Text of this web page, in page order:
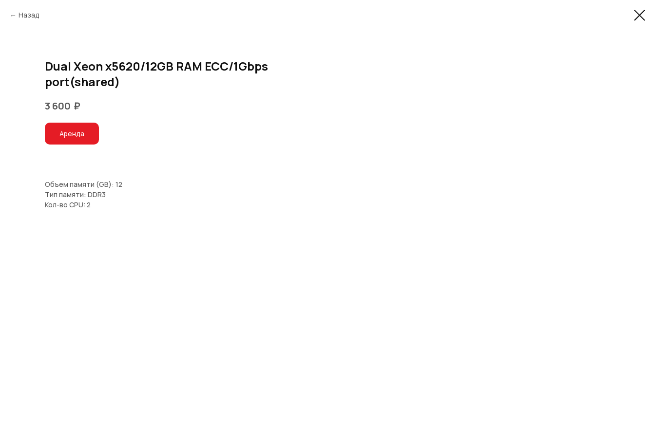
Назад
Dual Xeon x5620/12GB RAM ECC/1Gbps
port(shared)
3 600 ₽
Аренда
Объем памяти (GB): 12
Тип памяти: DDR3
Кол-во CPU: 2